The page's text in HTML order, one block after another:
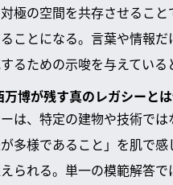
極の空間を共存させるこ
ことになる。言葉や情報
るための示唆を与えている
博が残す真のレガシーと
は、特定の建物や技術で
多様であること」を肌で
られる。単一の模範解答